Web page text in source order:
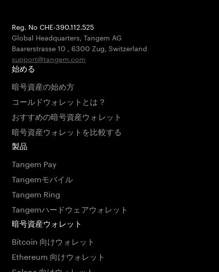
Reg. No CHE-390.112.525
Global Headquarters, Tangem AG
Baarerstrasse 10 , 6300 Zug, Switzerland
support@tangem.com
始める
暗号資産の始め方
コールドウォレットとは？
おすすめの暗号資産ウォレット
暗号資産ウォレットを比較する
製品
Tangem Pay
Tangemモバイル
Tangem Ring
Tangemハードウェアウォレット
暗号資産ウォレット
Bitcoin 向けウォレット
Ethereum 向けウォレット